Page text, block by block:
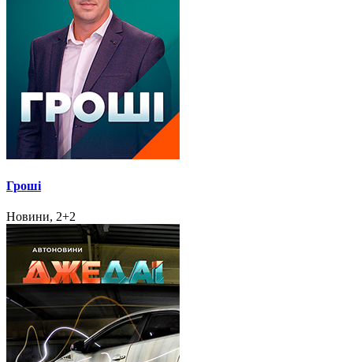
Гроші
Новини, 2+2